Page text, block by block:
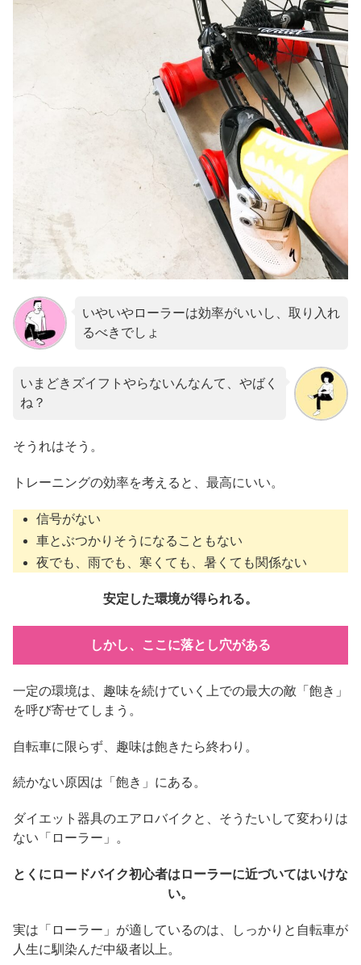
いやいやローラーは効率がいいし、取り入れ
るべきでしょ
いまどきズイフトやらないんなんて、やばく
ね？
そうれはそう。
トレーニングの効率を考えると、最高にいい。
信号がない
車とぶつかりそうになることもない
夜でも、雨でも、寒くても、暑くても関係ない
安定した環境が得られる。
しかし、ここに落とし穴がある
一定の環境は、趣味を続けていく上での最大の敵「飽き」
を呼び寄せてしまう。
自転車に限らず、趣味は飽きたら終わり。
続かない原因は「飽き」にある。
ダイエット器具のエアロバイクと、そうたいして変わりは
ない「ローラー」。
とくにロードバイク初心者はローラーに近づいてはいけな
い。
実は「ローラー」が適しているのは、しっかりと自転車が
人生に馴染んだ中級者以上。